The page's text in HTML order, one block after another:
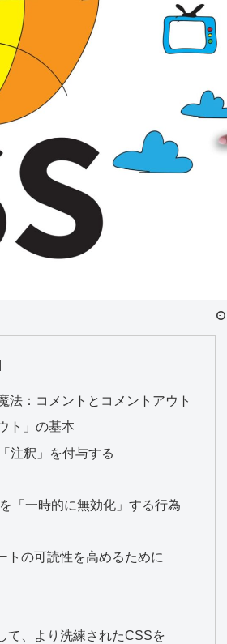
法：コメントとコメントアウト
ト」の基本
注釈」を付与する
「一時的に無効化」する行為
トの可読性を高めるために
て、より洗練されたCSSを